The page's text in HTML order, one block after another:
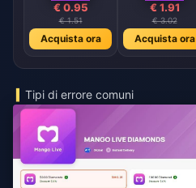
€ 0.95
€ 1.51
Acquista ora
€ 1.91
€ 3.02
Acquista ora
Tipi di errore comuni